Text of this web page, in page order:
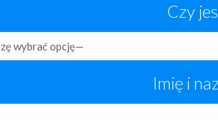
Czy
Imię i